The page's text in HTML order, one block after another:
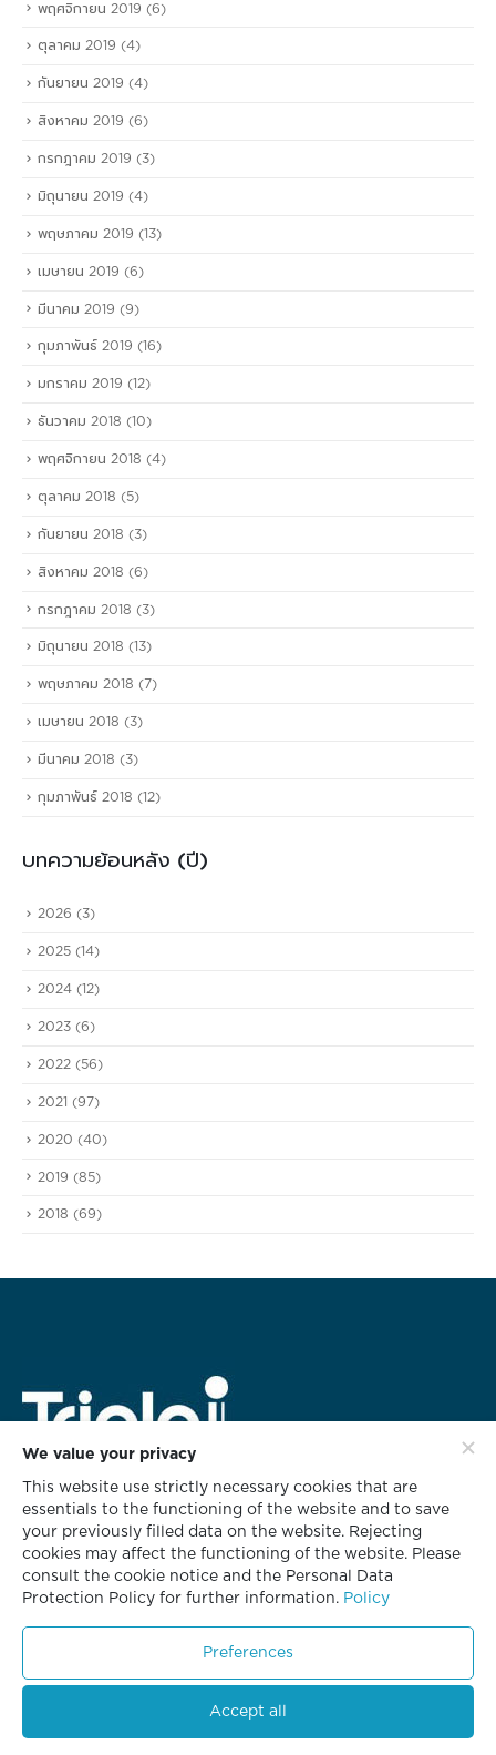
พฤศจิกายน 2019 (6)
ตุลาคม 2019 (4)
กันยายน 2019 (4)
สิงหาคม 2019 (6)
กรกฎาคม 2019 (3)
มิถุนายน 2019 (4)
พฤษภาคม 2019 (13)
เมษายน 2019 (6)
มีนาคม 2019 (9)
กุมภาพันธ์ 2019 (16)
มกราคม 2019 (12)
ธันวาคม 2018 (10)
พฤศจิกายน 2018 (4)
ตุลาคม 2018 (5)
กันยายน 2018 (3)
สิงหาคม 2018 (6)
กรกฎาคม 2018 (3)
มิถุนายน 2018 (13)
พฤษภาคม 2018 (7)
เมษายน 2018 (3)
มีนาคม 2018 (3)
กุมภาพันธ์ 2018 (12)
บทความย้อนหลัง (ปี)
2026 (3)
2025 (14)
2024 (12)
2023 (6)
2022 (56)
2021 (97)
2020 (40)
2019 (85)
2018 (69)
สำนักงานใหญ่
628 ชั้น 3 อาคารทริพเพิล ไอ
ซอยกลับชม ถนนนนทรี แขวงช่องนนทรี
เขตยานนาวา กรุงเทพฯ 10120
โทร. 02 681 8700
โทรสาร. 02 681 8701
© Copyright 2023. All Rights Reserved.
We value your privacy
This website use strictly necessary cookies that are
essentials to the functioning of the website and to save
your previously filled data on the website. Rejecting
cookies may affect the functioning of the website. Please
consult the cookie notice and the Personal Data
Protection Policy for further information. Policy
Preferences
Accept all